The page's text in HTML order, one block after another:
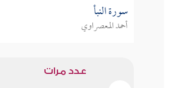
سورة النبأ
أحمد المعصراوي
عدد مرات